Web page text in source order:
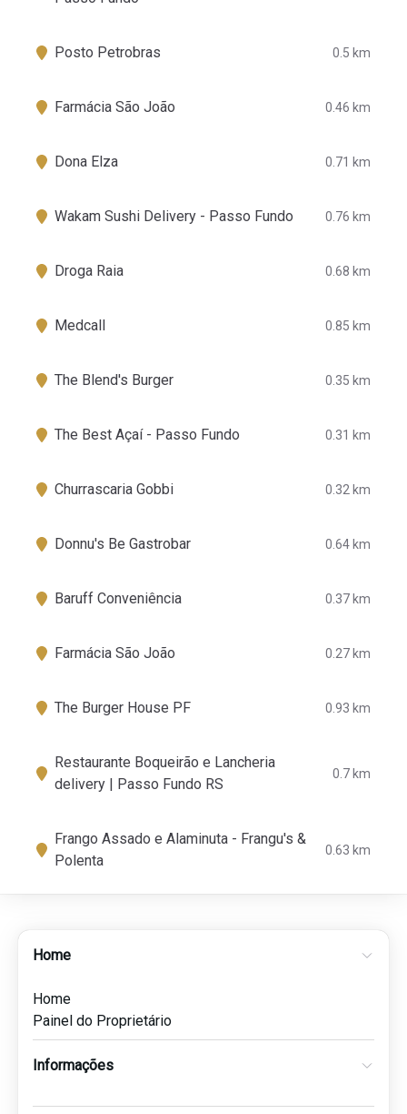
Posto Petrobras 0.5 km
Farmácia São João 0.46 km
Dona Elza 0.71 km
Wakam Sushi Delivery - Passo Fundo 0.76 km
Droga Raia 0.68 km
Medcall 0.85 km
The Blend's Burger 0.35 km
The Best Açaí - Passo Fundo 0.31 km
Churrascaria Gobbi 0.32 km
Donnu's Be Gastrobar 0.64 km
Baruff Conveniência 0.37 km
Farmácia São João 0.27 km
The Burger House PF 0.93 km
Restaurante Boqueirão e Lancheria
delivery | Passo Fundo RS
0.7 km
Frango Assado e Alaminuta - Frangu's &
Polenta
0.63 km
Home
Home
Painel do Proprietário
Informações